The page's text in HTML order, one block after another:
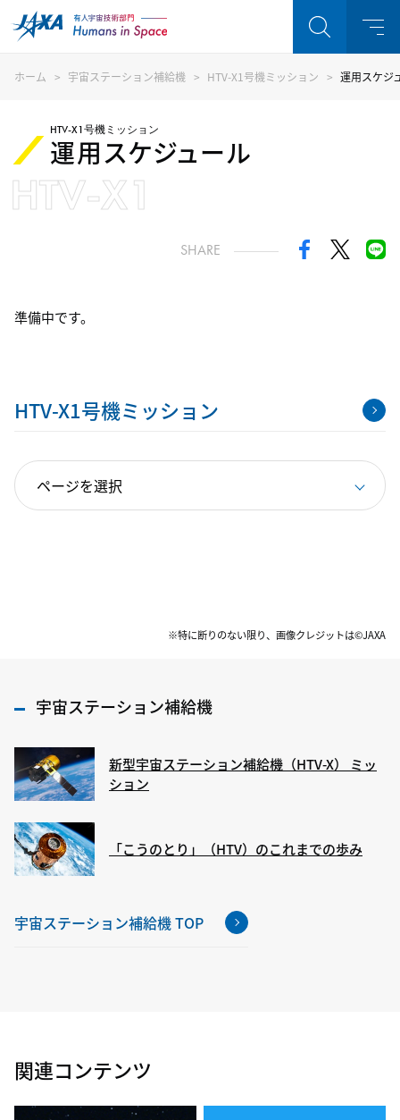
ホーム 宇宙ステーション補給機 HTV-X1号機ミッション 運用スケジ
HTV-X1号機ミッション
運用スケジュール
HTV-X1
SHARE
準備中です。
HTV-X1号機ミッション
※特に断りのない限り、画像クレジットは©JAXA
宇宙ステーション補給機
新型宇宙ステーション補給機（HTV-X） ミッ
ション
「こうのとり」（HTV）のこれまでの歩み
宇宙ステーション補給機 TOP
関連コンテンツ